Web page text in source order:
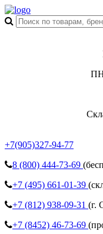
+7(905)327-94-77
8 (800) 444-73-69
+7 (495) 661-01-39
+7 (812) 938-09-31 (г.
+7 (8452) 46-73-69